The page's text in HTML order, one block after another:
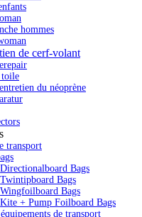
hommes
de cerf-volant
toile
du néoprène
transport
Directionalboard Bags
Twintipboard Bags
Wingfoilboard Bags
Kite + Pump Foilboard Bags
de transport